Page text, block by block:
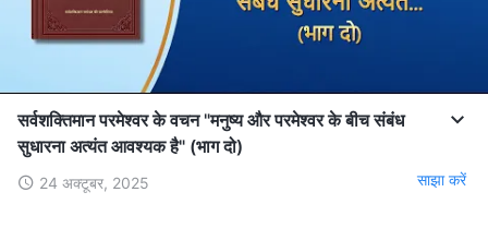
सर्वशक्तिमान परमेश्वर के वचन "मनुष्य और परमेश्वर के बीच संबंध
सुधारना अत्यंत आवश्यक है" (भाग दो)
24 अक्टूबर, 2025 साझा करें